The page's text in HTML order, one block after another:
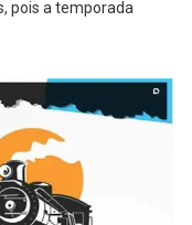
pois a temporada